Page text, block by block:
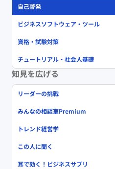
自己啓発
ビジネスソフトウェア・ツール
資格・試験対策
チュートリアル・社会人基礎
知見を広げる
リーダーの挑戦
みんなの相談室Premium
トレンド経営学
この人に聞く
耳で効く！ビジネスサプリ